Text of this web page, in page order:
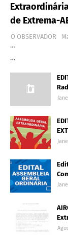
de Extrema-
O OBSERVADOR
…
…